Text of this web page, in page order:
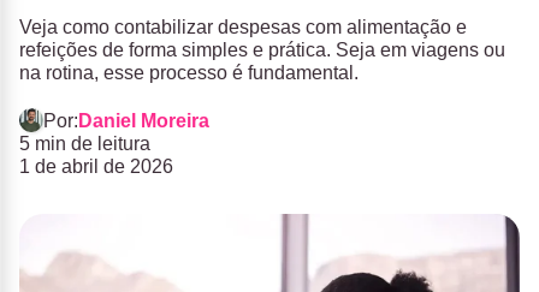
Veja como contabilizar despesas com alimentação e
refeições de forma simples e prática. Seja em viagens ou
na rotina, esse processo é fundamental.
Por: Daniel Moreira
5 min de leitura
1 de abril de 2026